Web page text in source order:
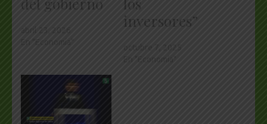
inversores”